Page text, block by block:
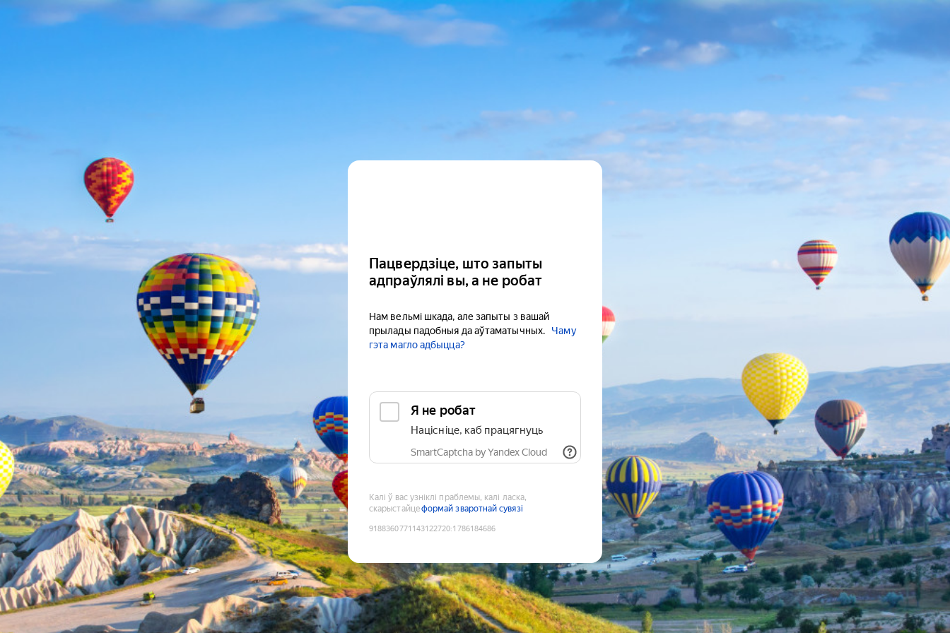
Пацвердзіце, што запыты
адпраўлялі вы, а не робат
Нам вельмі шкада, але запыты з вашай
прылады падобныя да аўтаматычных.
Чаму
гэта магло адбыцца?
Я не робат
Націсніце, каб працягнуць
SmartCaptcha by Yandex Cloud
Калі ў вас узніклі праблемы, калі ласка,
скарыстайцеформай зваротнай сувязі
9188360771143122720:1786184686